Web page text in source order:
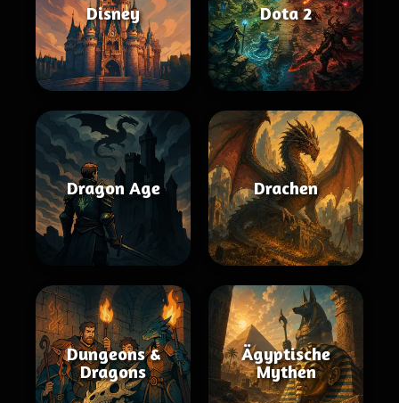
Disney Dota 2
Dragon Age Drachen
Dungeons &
Dragons
Ägyptische
Mythen